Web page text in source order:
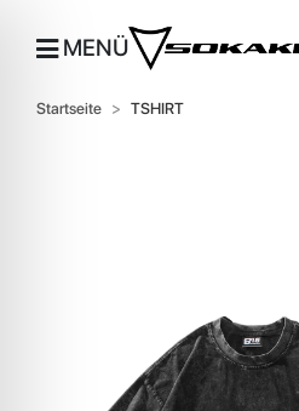
MENÜ
Startseite TSHIRT